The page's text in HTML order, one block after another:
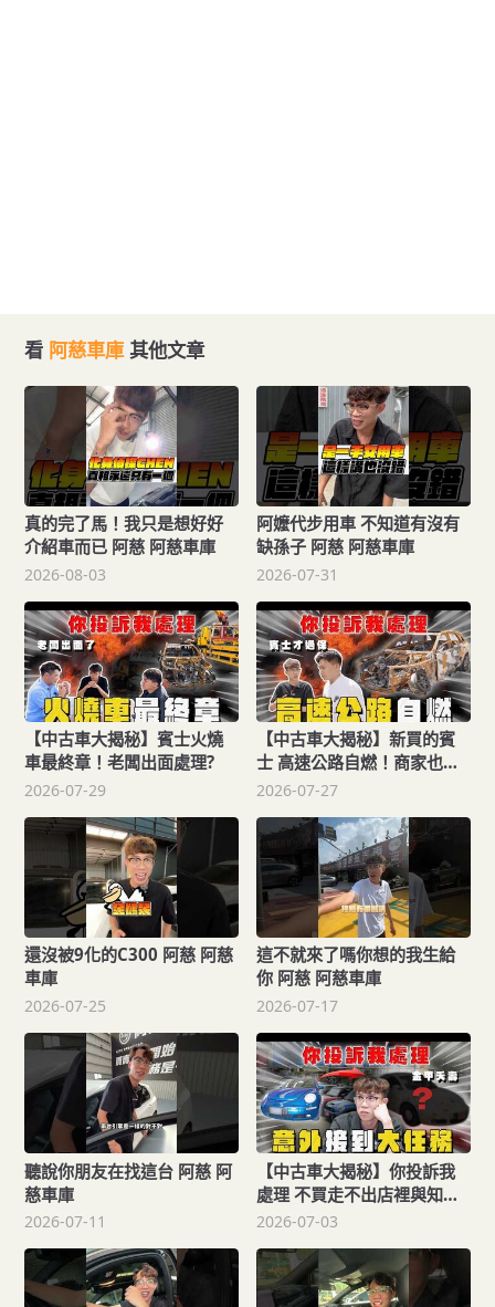
看 阿慈車庫 其他文章
真的完了馬！我只是想好好
介紹車而已 阿慈 阿慈車庫
2026-08-03
阿嬤代步用車 不知道有沒有
缺孫子 阿慈 阿慈車庫
2026-07-31
【中古車大揭秘】賓士火燒
車最終章！老闆出面處理?
2026-07-29
【中古車大揭秘】新買的賓
士 高速公路自燃！商家也不
知道怎麼處理
2026-07-27
還沒被9化的C300 阿慈 阿慈
車庫
2026-07-25
這不就來了嗎你想的我生給
你 阿慈 阿慈車庫
2026-07-17
聽說你朋友在找這台 阿慈 阿
慈車庫
2026-07-11
【中古車大揭秘】你投訴我
處理 不買走不出店裡與知名
國外藝術家合作
2026-07-03